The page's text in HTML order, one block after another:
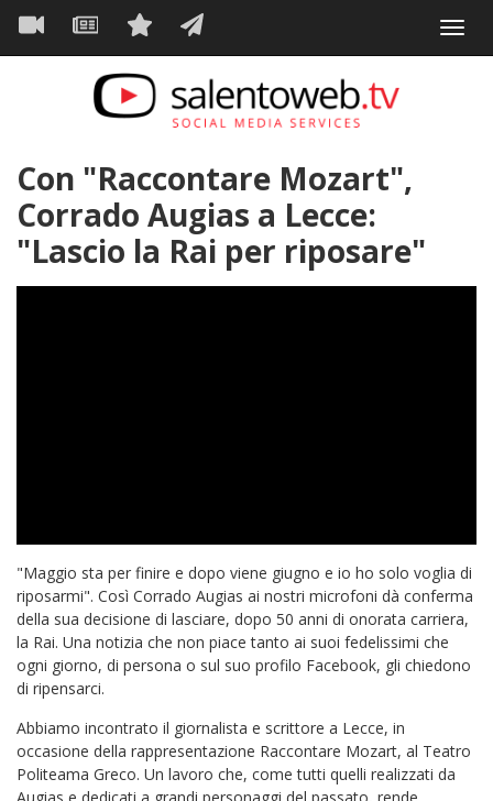
Salta
contenuto
Navigazione
principale
Con "Raccontare Mozart",
Corrado Augias a Lecce:
"Lascio la Rai per riposare"
"Maggio sta per finire e dopo viene giugno e io ho solo voglia di
riposarmi". Così Corrado Augias ai nostri microfoni dà conferma
della sua decisione di lasciare, dopo 50 anni di onorata carriera,
la Rai. Una notizia che non piace tanto ai suoi fedelissimi che
ogni giorno, di persona o sul suo profilo Facebook, gli chiedono
di ripensarci.
Abbiamo incontrato il giornalista e scrittore a Lecce, in
occasione della rappresentazione Raccontare Mozart, al Teatro
Politeama Greco. Un lavoro che, come tutti quelli realizzati da